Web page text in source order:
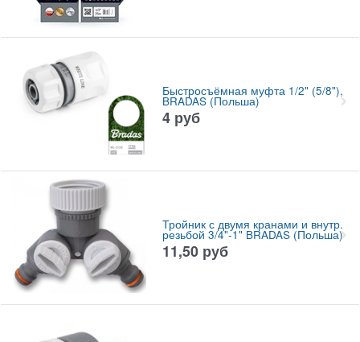
Быстросъёмная муфта 1/2" (5/8"),
BRADAS (Польша)
4 руб
Тройник с двумя кранами и внутр.
резьбой 3/4"-1" BRADAS (Польша)
11,50 руб